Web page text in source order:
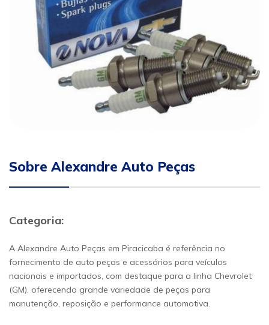
Sobre Alexandre Auto Peças
Categoria:
A Alexandre Auto Peças em Piracicaba é referência no
fornecimento de auto peças e acessórios para veículos
nacionais e importados, com destaque para a linha Chevrolet
(GM), oferecendo grande variedade de peças para
manutenção, reposição e performance automotiva.